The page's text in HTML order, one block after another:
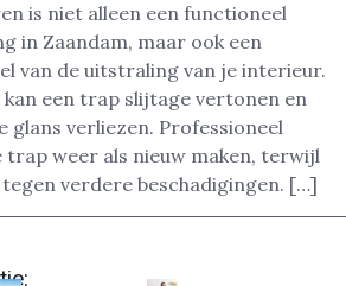
is niet alleen een functioneel
in Zaandam, maar ook een
van de uitstraling van je interieur.
een trap slijtage vertonen en
glans verliezen. Professioneel
trap weer als nieuw maken, terwijl
verdere beschadigingen. […]